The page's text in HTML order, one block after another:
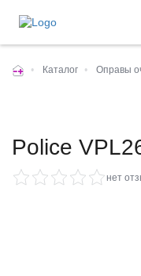
• Каталог • Оправы
Police
нет